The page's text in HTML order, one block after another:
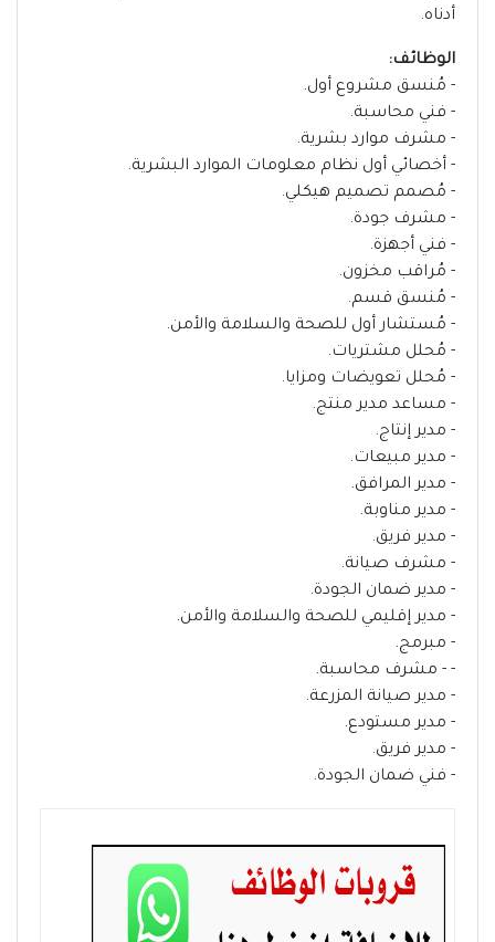
أدناه.
الوظائف:
- مُنسق مشروع أول.
- فني محاسبة.
- مشرف موارد بشرية.
- أخصائي أول نظام معلومات الموارد البشرية.
- مُصمم تصميم هيكلي.
- مشرف جودة.
- فني أجهزة.
- مُراقب مخزون.
- مُنسق قسم.
- مُستشار أول للصحة والسلامة والأمن.
- مُحلل مشتريات.
- مُحلل تعويضات ومزايا.
- مساعد مدير منتج.
- مدير إنتاج.
- مدير مبيعات.
- مدير المرافق.
- مدير مناوبة.
- مدير فريق.
- مشرف صيانة.
- مدير ضمان الجودة.
- مدير إقليمي للصحة والسلامة والأمن.
- مبرمج.
- - مشرف محاسبة.
- مدير صيانة المزرعة.
- مدير مستودع.
- مدير فريق.
- فني ضمان الجودة.